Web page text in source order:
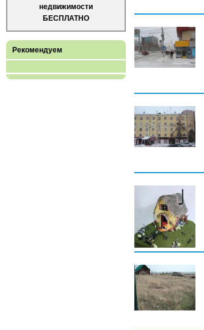
недвижимости
БЕСПЛАТНО
Рекомендуем